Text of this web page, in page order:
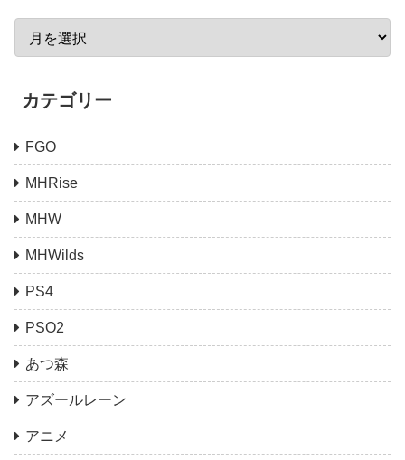
カテゴリー
FGO
MHRise
MHW
MHWilds
PS4
PSO2
あつ森
アズールレーン
アニメ